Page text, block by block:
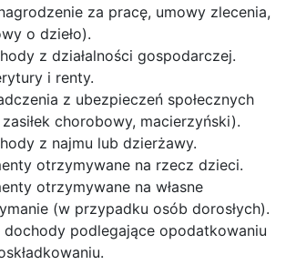
za pracę, umowy zlecenia,
o dzieło).
z działalności gospodarczej.
i renty.
z ubezpieczeń społecznych
chorobowy, macierzyński).
z najmu lub dzierżawy.
otrzymywane na rzecz dzieci.
otrzymywane na własne
(w przypadku osób dorosłych).
dochody podlegające opodatkowaniu